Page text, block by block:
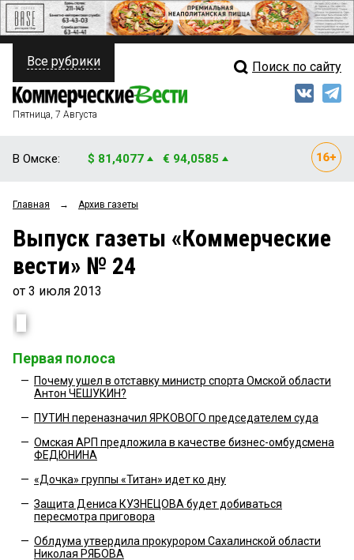
ПОЛИТИКА
ФИНАНСЫ
ОБЩЕСТВО
ЗАКОН
Свежий выпуск
Рейтинги
Все рубрики Поиск по сайту
Пятница, 7 Августа
В Омске: $ 81,4077 € 94,0585
Главная → Архив газеты
Выпуск газеты «Коммерческие
вести» № 24
от 3 июля 2013
Первая полоса
— Почему ушел в отставку министр спорта Омской области
Антон ЧЕШУКИН?
— ПУТИН переназначил ЯРКОВОГО председателем суда
— Омская АРП предложила в качестве бизнес-омбудсмена
ФЕДЮНИНА
— «Дочка» группы «Титан» идет ко дну
— Защита Дениса КУЗНЕЦОВА будет добиваться
пересмотра приговора
— Облдума утвердила прокурором Сахалинской области
Николая РЯБОВА